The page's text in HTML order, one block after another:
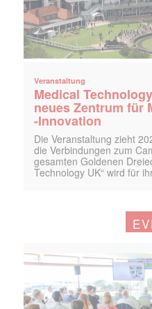
Veranstaltung
Medical
neues Zentrum für
-Innovation
Die Veranstaltung zieht
die Verbindungen zum
gesamten Goldenen
Technology UK“ wird für